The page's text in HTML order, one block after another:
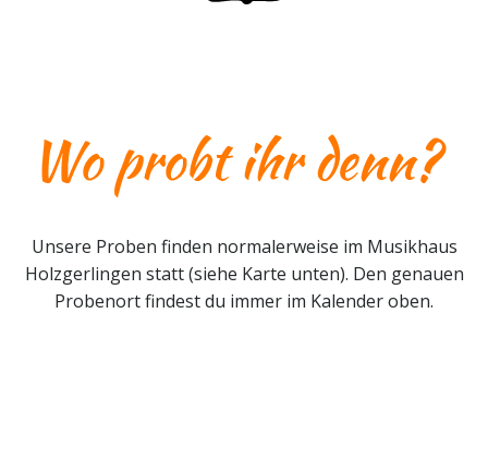
Unsere Proben finden normalerweise im Musikhaus
Holzgerlingen statt (siehe Karte unten). Den genauen
Probenort findest du immer im Kalender oben.